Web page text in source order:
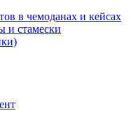
в чемоданах и кейсах
и стамески